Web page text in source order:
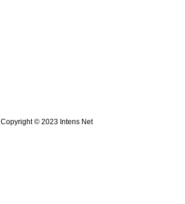
Copyright © 2023 Intens Net